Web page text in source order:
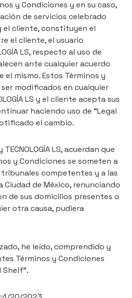
y Condiciones y en su caso,
de servicios celebrado
y el cliente, constituyen el
el cliente, el usuario
LS, respecto al uso de
ante cualquier acuerdo
mismo. Estos Términos y
modificados en cualquier
LS y el cliente acepta sus
haciendo uso de “Legal
el cambio.
LS, acuerdan que
y Condiciones se someten a
competentes y a las
Ciudad de México, renunciando
de sus domicilios presentes o
otra causa, pudiera
he leído, comprendido y
Términos y Condiciones
Shelf”.